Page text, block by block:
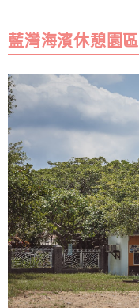
藍灣海濱休憩園區